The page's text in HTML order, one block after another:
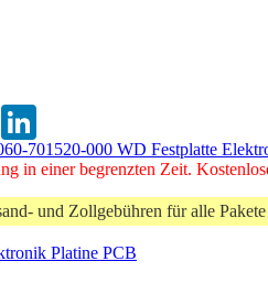
WhatsApp
701520-000 WD Festplatte
in einer begrenzten Zeit.
und Zollgebühren für alle